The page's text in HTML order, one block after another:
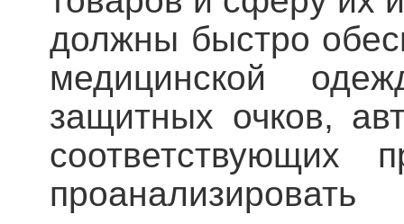
должны быстро
медицинской
защитных очков,
соответствующих